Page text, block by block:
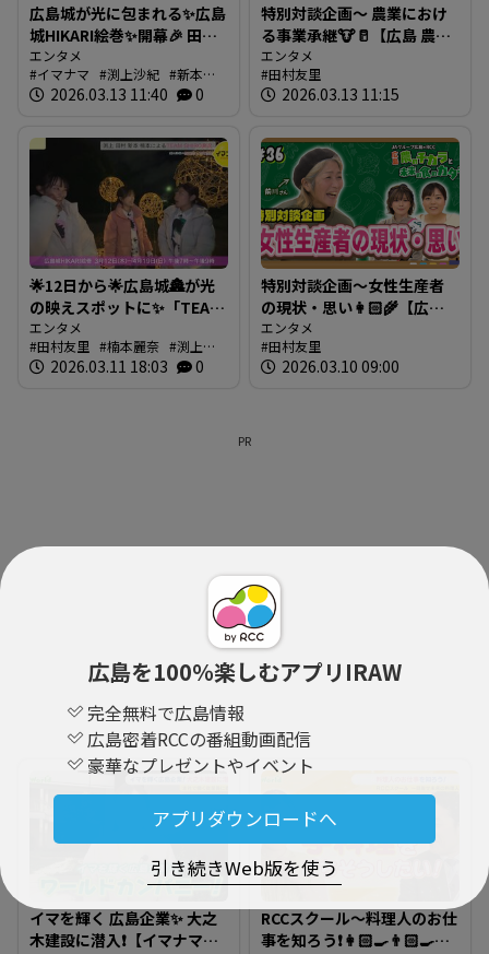
広島を100％楽しむアプリIRAW
完全無料で広島情報
広島密着RCCの番組動画配信
豪華なプレゼントやイベント
アプリダウンロードへ
引き続きWeb版を使う
広島城が光に包まれる✨広島
城HIKARI絵巻✨開幕🎉 田村
友里アナが生中継でリポー
ト❗❗
エンタメ
イマナマ
渕上沙紀
新本穂
乃佳
田村友里 楠本麗奈
2026.03.13 11:40 0
特別対談企画～ 農業におけ
る事業承継🐮🥛【広島 農の
チカラと未来の食のカタ
チ】
エンタメ
田村友里
2026.03.13 11:15
🌟12日から🌟広島城🏯が光
の映えスポットに✨「TEAM
SHIRO」始動
❗【BUTSUBUTSU2】
エンタメ
田村友里
楠本麗奈
渕上沙
紀
新本穂乃佳 イマナマ
2026.03.11 18:03 0
特別対談企画～女性生産者
の現状・思い👩🏻‍🌾【広島
農のチカラと未来の食のカ
タチ】
エンタメ
田村友里
2026.03.10 09:00
PR
イマを輝く 広島企業✨ 大之
木建設に潜入❗【イマナマ
RCCスクール～料理人のお仕
事を知ろう❗👩🏻‍🍳👨🏻‍🍳＆